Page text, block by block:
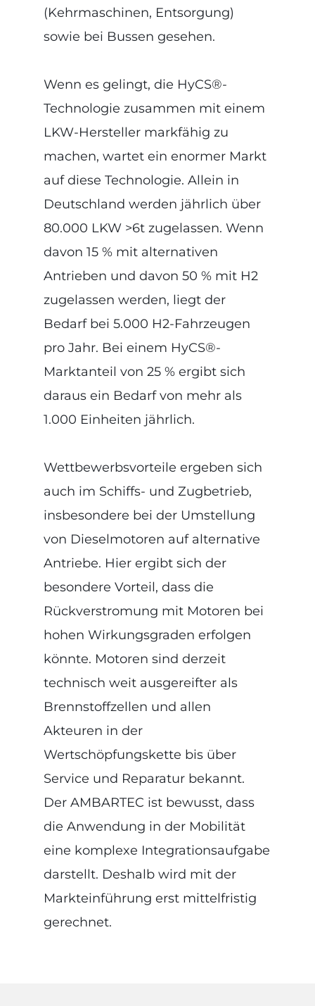
(Kehrmaschinen, Entsorgung)
sowie bei Bussen gesehen.
Wenn es gelingt, die HyCS®-
Technologie zusammen mit einem
LKW-Hersteller markfähig zu
machen, wartet ein enormer Markt
auf diese Technologie. Allein in
Deutschland werden jährlich über
80.000 LKW >6t zugelassen. Wenn
davon 15 % mit alternativen
Antrieben und davon 50 % mit H2
zugelassen werden, liegt der
Bedarf bei 5.000 H2-Fahrzeugen
pro Jahr. Bei einem HyCS®-
Marktanteil von 25 % ergibt sich
daraus ein Bedarf von mehr als
1.000 Einheiten jährlich.
Wettbewerbsvorteile ergeben sich
auch im Schiffs- und Zugbetrieb,
insbesondere bei der Umstellung
von Dieselmotoren auf alternative
Antriebe. Hier ergibt sich der
besondere Vorteil, dass die
Rückverstromung mit Motoren bei
hohen Wirkungsgraden erfolgen
könnte. Motoren sind derzeit
technisch weit ausgereifter als
Brennstoffzellen und allen
Akteuren in der
Wertschöpfungskette bis über
Service und Reparatur bekannt.
Der AMBARTEC ist bewusst, dass
die Anwendung in der Mobilität
eine komplexe Integrationsaufgabe
darstellt. Deshalb wird mit der
Markteinführung erst mittelfristig
gerechnet.